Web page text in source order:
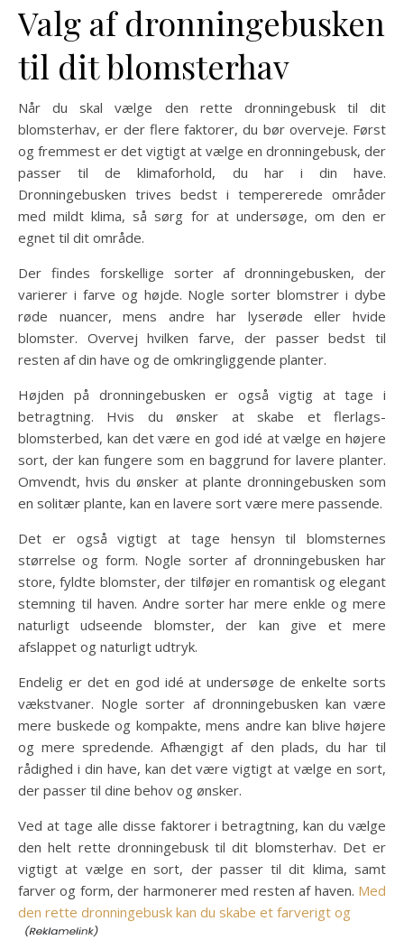
Valg af dronningebusken
til dit blomsterhav
Når du skal vælge den rette dronningebusk til dit
blomsterhav, er der flere faktorer, du bør overveje. Først
og fremmest er det vigtigt at vælge en dronningebusk, der
passer til de klimaforhold, du har i din have.
Dronningebusken trives bedst i tempererede områder
med mildt klima, så sørg for at undersøge, om den er
egnet til dit område.
Der findes forskellige sorter af dronningebusken, der
varierer i farve og højde. Nogle sorter blomstrer i dybe
røde nuancer, mens andre har lyserøde eller hvide
blomster. Overvej hvilken farve, der passer bedst til
resten af din have og de omkringliggende planter.
Højden på dronningebusken er også vigtig at tage i
betragtning. Hvis du ønsker at skabe et flerlags-
blomsterbed, kan det være en god idé at vælge en højere
sort, der kan fungere som en baggrund for lavere planter.
Omvendt, hvis du ønsker at plante dronningebusken som
en solitær plante, kan en lavere sort være mere passende.
Det er også vigtigt at tage hensyn til blomsternes
størrelse og form. Nogle sorter af dronningebusken har
store, fyldte blomster, der tilføjer en romantisk og elegant
stemning til haven. Andre sorter har mere enkle og mere
naturligt udseende blomster, der kan give et mere
afslappet og naturligt udtryk.
Endelig er det en god idé at undersøge de enkelte sorts
vækstvaner. Nogle sorter af dronningebusken kan være
mere buskede og kompakte, mens andre kan blive højere
og mere spredende. Afhængigt af den plads, du har til
rådighed i din have, kan det være vigtigt at vælge en sort,
der passer til dine behov og ønsker.
Ved at tage alle disse faktorer i betragtning, kan du vælge
den helt rette dronningebusk til dit blomsterhav. Det er
vigtigt at vælge en sort, der passer til dit klima, samt
farver og form, der harmonerer med resten af haven. Med
den rette dronningebusk kan du skabe et farverigt og